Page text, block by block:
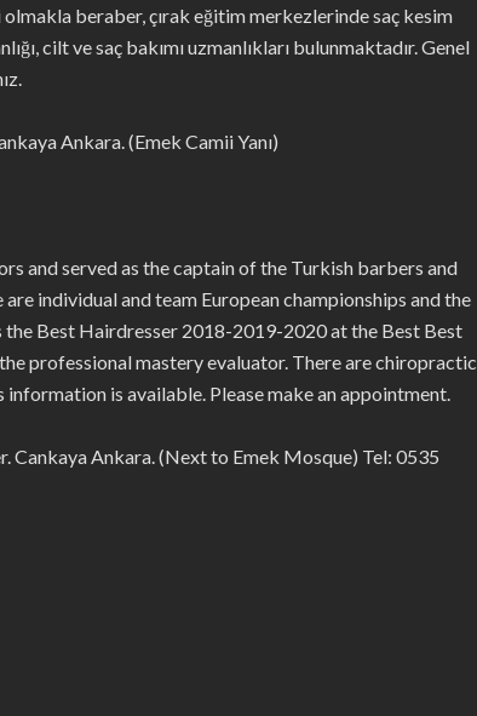
beraber, çırak eğitim merkezlerinde saç kesim
cilt ve saç bakımı uzmanlıkları bulunmaktadır. Genel
Ankara. (Emek Camii Yanı)
and served as the captain of the Turkish barbers and
individual and team European championships and the
Best Hairdresser 2018-2019-2020 at the Best Best
professional mastery evaluator. There are chiropractic
is available. Please make an appointment.
Cankaya Ankara. (Next to Emek Mosque) Tel: 0535